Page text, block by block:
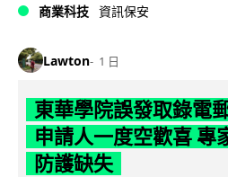
商業科技 資訊保安
Lawton 1 日
東華學院誤發取錄電
申請人一度空歡喜 專
防護缺失